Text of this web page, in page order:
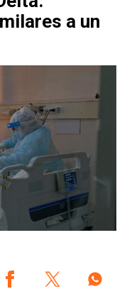
a un